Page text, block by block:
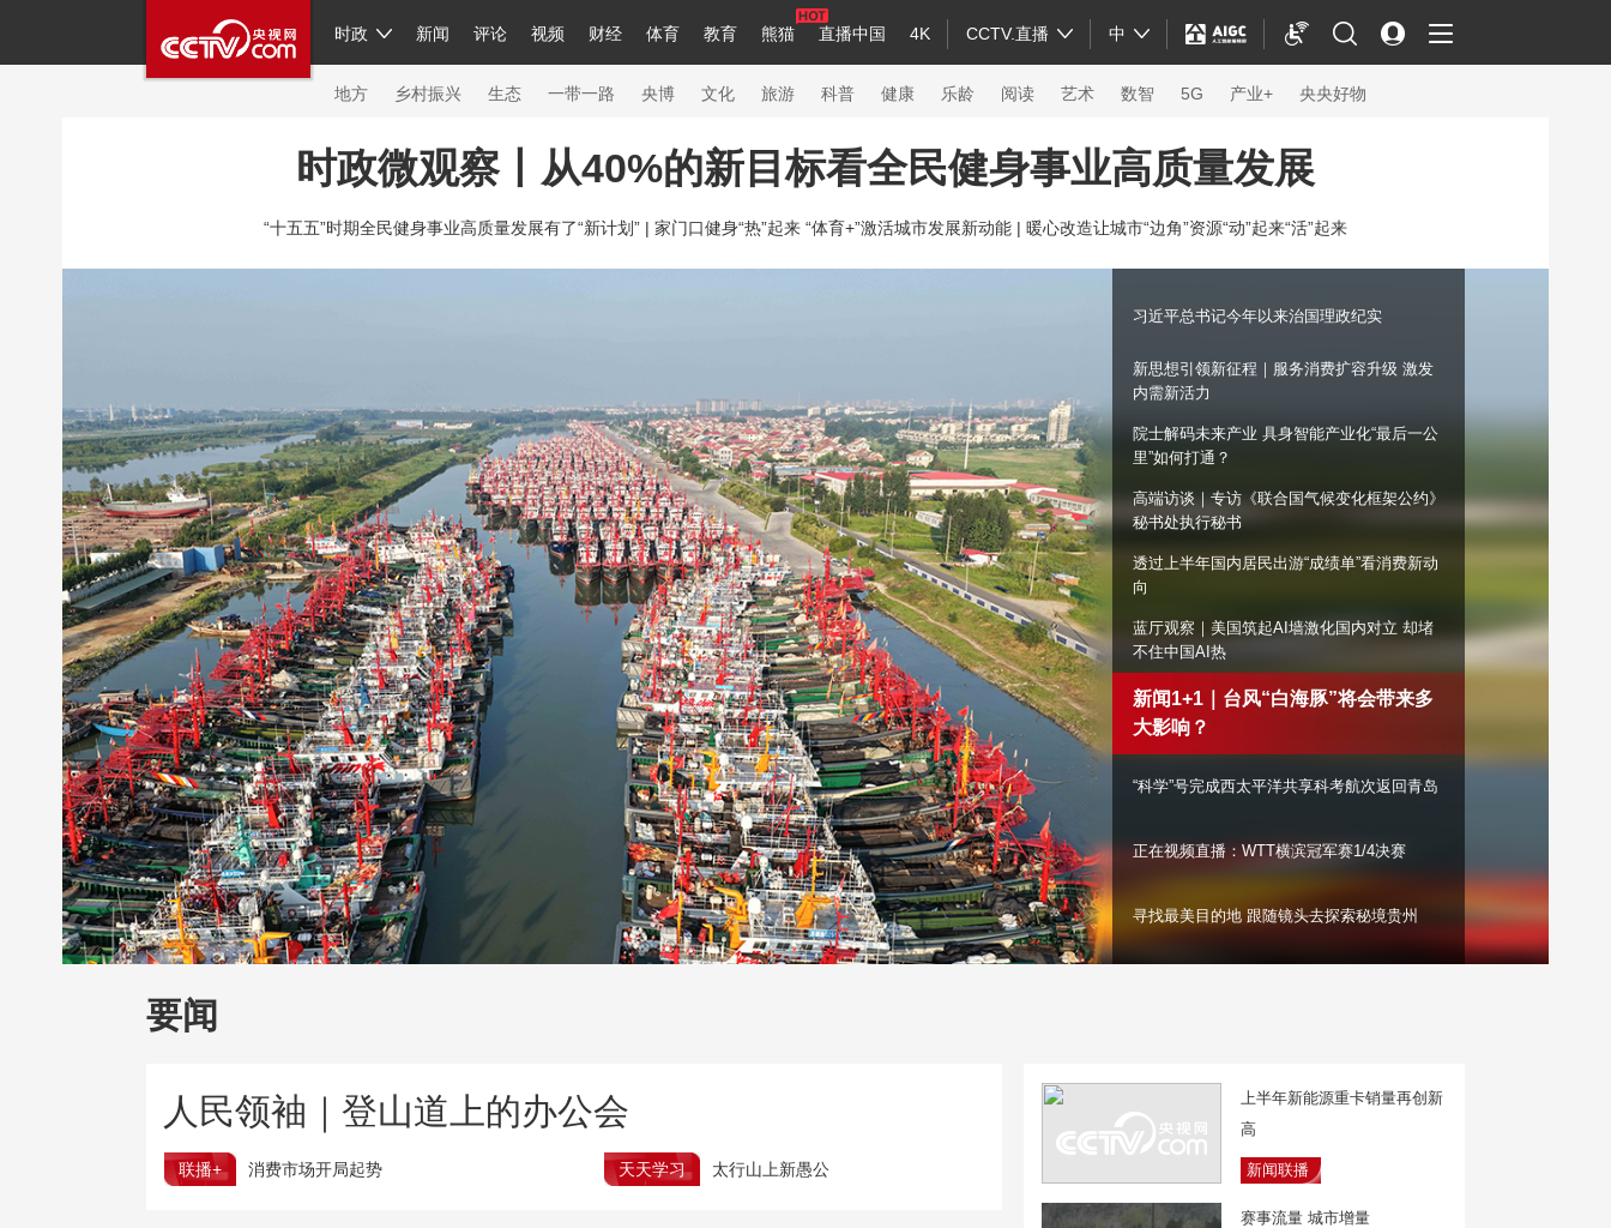
时政 新闻 评论 视频 财经 体育 教育 熊猫 直播中国 4K CCTV.直播 中
人民领袖习近平 联播+ 中国领导人 央视快评 习式妙语 热解读 天天学习
直播 片库 栏目大全 节目单 听音 微视频 主持人 下载央视影音
繁体 海外频道 iPanda English Монгол
地方 乡村振兴 生态 一带一路 央博 文化 旅游 科普 健康 乐龄 阅读 艺术 数智 5G 产业+ 央央好物
网络春晚 共产党员网 秧纪录 纪录片网 国家大剧院 大型活动
新闻 国内 国际 评论 经济 军事 科技 法治 文娱 人物 公益 图片
现场 前线 比划 快看 蓝海中国 新兵请入列 人生第一次 人生第二次
体育 直播 竞猜 2026年世界杯 2026年冬奥会 CBA NBA 中超 国足 国际足球 网球 综合体育
VIP会员 CCTV奥林匹克频道 生活体育大会 体育江湖 文化体育 冰雪道路 足球道路
财经 教育 乡村振兴 生态环境 一带一路 央博 非遗 文化 旅游 科普 健康 乐龄 阅读 艺术 汽车 数智 5G 产业+
大国智造 大国展会 大国保险 云顶对话 云起 超级工厂 智敬中国 全民健康 颜选攻略 海洋 时尚 天气 才艺 网展 央央好物
CCTV.节目官网 直播 节目单 栏目 热播榜 总台企业白名单
时政微观察丨从40%的新目标看全民健身事业高质量发展
“十五五”时期全民健身事业高质量发展有了“新计划” | 家门口健身“热”起来 “体育+”激活城市发展新动能 | 暖心改造让城市“边角”资源“动”起来“活”起来
习近平总书记今年以来治国理政纪实
新思想引领新征程｜服务消费扩容升级 激发
内需新活力
院士解码未来产业 具身智能产业化“最后一公
里”如何打通？
高端访谈｜专访《联合国气候变化框架公约》
秘书处执行秘书
透过上半年国内居民出游“成绩单”看消费新动
向
蓝厅观察｜美国筑起AI墙激化国内对立 却堵
不住中国AI热
新闻1+1｜台风“白海豚”将会带来多大影响？
返回青岛
正在视频直播：WTT横滨冠军赛1/4决赛
寻找最美目的地 跟随镜头去探索秘境贵州
要闻
人民领袖｜登山道上的办公会
联播+ 消费市场开局起势 天天学习 太行山上新愚公
上半年新能源重卡销量再创新
高
新闻联播
赛事流量 城市增量